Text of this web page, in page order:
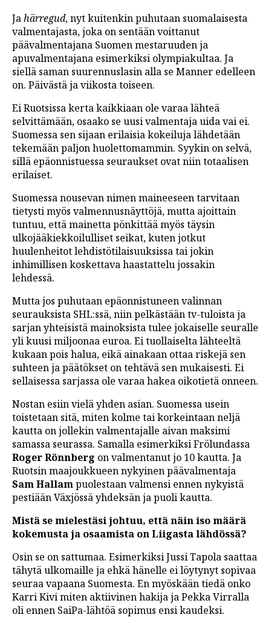
Jahärregud, nyt kuitenkin puhutaan suomalaisesta
valmentajasta, joka on sentään voittanut
päävalmentajana Suomen mestaruuden ja
apuvalmentajana esimerkiksi olympiakultaa. Ja
siellä saman suurennuslasin alla se Manner edelleen
on. Päivästä ja viikosta toiseen.
Ei Ruotsissa kerta kaikkiaan ole varaa lähteä
selvittämään, osaako se uusi valmentaja uida vai ei.
Suomessa sen sijaan erilaisia kokeiluja lähdetään
tekemään paljon huolettomammin. Syykin on selvä,
sillä epäonnistuessa seuraukset ovat niin totaalisen
erilaiset.
Suomessa nousevan nimen maineeseen tarvitaan
tietysti myös valmennusnäyttöjä, mutta ajoittain
tuntuu, että mainetta pönkittää myös täysin
ulkojääkiekkoilulliset seikat, kuten jotkut
huulenheitot lehdistötilaisuuksissa tai jokin
inhimillisen koskettava haastattelu jossakin
lehdessä.
Mutta jos puhutaan epäonnistuneen valinnan
seurauksista SHL:ssä, niin pelkästään tv-tuloista ja
sarjan yhteisistä mainoksista tulee jokaiselle seuralle
yli kuusi miljoonaa euroa. Ei tuollaiselta lähteeltä
kukaan pois halua, eikä ainakaan ottaa riskejä sen
suhteen ja päätökset on tehtävä sen mukaisesti. Ei
sellaisessa sarjassa ole varaa hakea oikotietä onneen.
Nostan esiin vielä yhden asian. Suomessa usein
toistetaan sitä, miten kolme tai korkeintaan neljä
kautta on jollekin valmentajalle aivan maksimi
samassa seurassa. Samalla esimerkiksi Frölundassa
Roger Rönnberg on valmentanut jo 10 kautta. Ja
Ruotsin maajoukkueen nykyinen päävalmentaja
Sam Hallampuolestaan valmensi ennen nykyistä
pestiään Växjössä yhdeksän ja puoli kautta.
Mistä se mielestäsi johtuu, että näin iso määrä
kokemusta ja osaamista on Liigasta lähdössä?
Osin se on sattumaa. Esimerkiksi Jussi Tapola saattaa
tähytä ulkomaille ja ehkä hänelle ei löytynyt sopivaa
seuraa vapaana Suomesta. En myöskään tiedä onko
Karri Kivi miten aktiivinen hakija ja Pekka Virralla
oli ennen SaiPa-lähtöä sopimus ensi kaudeksi.